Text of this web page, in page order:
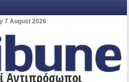
7 August 2026
Αντιπρόσωποι